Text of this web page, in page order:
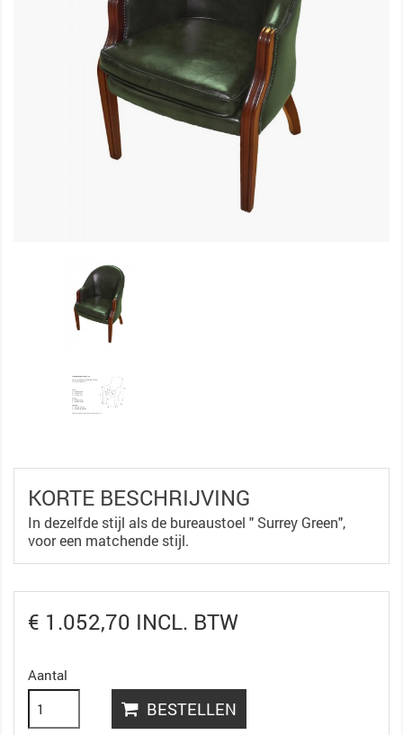
KORTE BESCHRIJVING
In dezelfde stijl als de bureaustoel " Surrey Green",
voor een matchende stijl.
€ 1.052,70 INCL. BTW
Aantal
BESTELLEN